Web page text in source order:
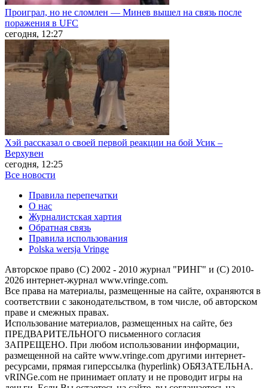
Проиграл, но не сломлен — Минев вышел на связь после
поражения в UFC
сегодня, 12:27
Хэй рассказал о своей первой реакции на бой Усик –
Верхувен
сегодня, 12:25
Все новости
Правила перепечатки
О нас
Журналистская хартия
Обратная связь
Правила использования
Polska wersja Vringe
Авторское право (С) 2002 - 2010 журнал "РИНГ" и (С) 2010-
2026 интернет-журнал www.vringe.com.
Все права на материалы, размещенные на сайте, охраняются в
соответствии с законодательством, в том числе, об авторском
праве и смежных правах.
Использование материалов, размещенных на сайте, без
ПРЕДВАРИТЕЛЬНОГО письменного согласия
ЗАПРЕЩЕНО. При любом использовании информации,
размещенной на сайте www.vringe.com другими интернет-
ресурсами, прямая гиперссылка (hyperlink) ОБЯЗАТЕЛЬНА.
vRINGe.com не принимает оплату и не проводит игры на